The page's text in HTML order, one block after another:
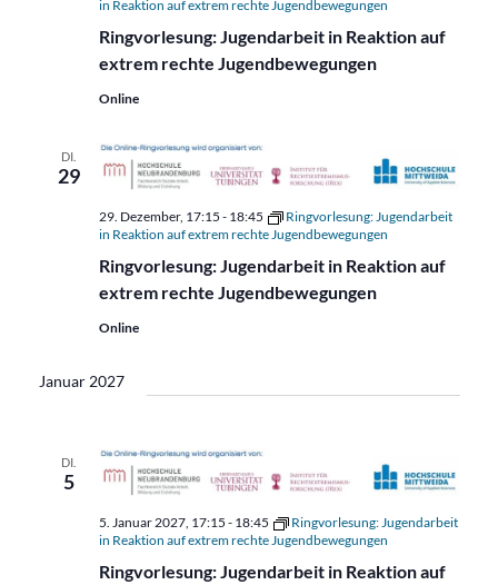
Ringvorlesung: Jugendarbeit in Reaktion auf
extrem rechte Jugendbewegungen
in Reaktion auf extrem rechte Jugendbewegungen
Online
DI.
29
Ringvorlesung: Jugendarbeit in Reaktion auf
extrem rechte Jugendbewegungen
29. Dezember, 17:15 - 18:45
Ringvorlesung: Jugendarbeit
in Reaktion auf extrem rechte Jugendbewegungen
Online
Januar 2027
DI.
5
Ringvorlesung: Jugendarbeit in Reaktion auf
5. Januar 2027, 17:15 - 18:45
Ringvorlesung: Jugendarbeit
in Reaktion auf extrem rechte Jugendbewegungen